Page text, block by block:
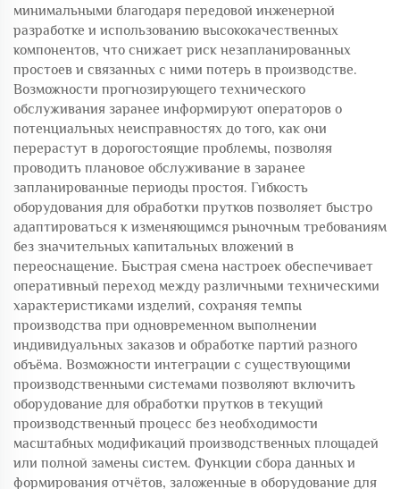
минимальными благодаря передовой инженерной
разработке и использованию высококачественных
компонентов, что снижает риск незапланированных
простоев и связанных с ними потерь в производстве.
Возможности прогнозирующего технического
обслуживания заранее информируют операторов о
потенциальных неисправностях до того, как они
перерастут в дорогостоящие проблемы, позволяя
проводить плановое обслуживание в заранее
запланированные периоды простоя. Гибкость
оборудования для обработки прутков позволяет быстро
адаптироваться к изменяющимся рыночным требованиям
без значительных капитальных вложений в
переоснащение. Быстрая смена настроек обеспечивает
оперативный переход между различными техническими
характеристиками изделий, сохраняя темпы
производства при одновременном выполнении
индивидуальных заказов и обработке партий разного
объёма. Возможности интеграции с существующими
производственными системами позволяют включить
оборудование для обработки прутков в текущий
производственный процесс без необходимости
масштабных модификаций производственных площадей
или полной замены систем. Функции сбора данных и
формирования отчётов, заложенные в оборудование для